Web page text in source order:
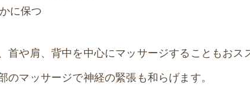
に保つ
や肩、背中を中心にマッサージすることもおス
マッサージで神経の緊張も和らげます。